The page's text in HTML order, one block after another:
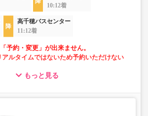
10:12着
高千穂バスセンター
11:12着
予約・変更」が出来ません。
アルタイムではないため予約いただけない
車両
もっと見る